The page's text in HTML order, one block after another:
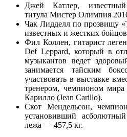
Джей Катлер, известный
титула Мистер Олимпия
Чак Лидделл по прозвищу
известных и жестких
Фил Коллен, гитарист
Def Leppard, который в
музыкантов ведет
занимается тайским
участвовать в выставке
тренером, чемпионом
Карилло (Jean Carillo).
Скот Мендельсон,
установивший
лежа — 457,5 кг.